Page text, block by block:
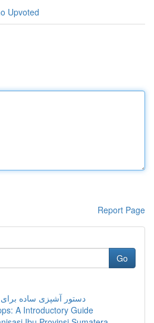
Upvoted
Report Page
Go
دستور آشپزی ساده برای
A Introductory Guide